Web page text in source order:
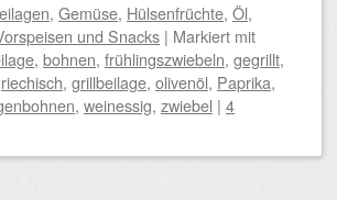
, Gemüse, Hülsenfrüchte, Öl,
und Snacks | Markiert mit
, bohnen, frühlingszwiebeln, gegrillt,
, grillbeilage, olivenöl, Paprika,
, weinessig, zwiebel | 4